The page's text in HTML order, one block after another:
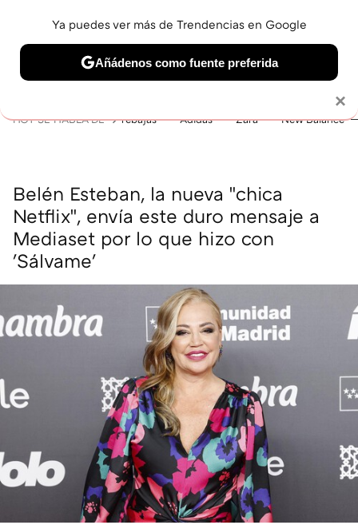
BELLEZA SHOPPING VIAJES GASTRO SNEAKERS
HOY SE HABLA DE rebajas Adidas Zara New Balance
Belén Esteban, la nueva "chica
Netflix", envía este duro mensaje a
Mediaset por lo que hizo con
'Sálvame'
×
Ya puedes ver más de Trendencias en Google
Añádenos como fuente preferida